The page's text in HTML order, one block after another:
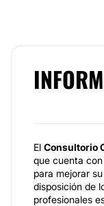
El Consultorio
que cuenta
para mejorar su
disposición de
profesionales